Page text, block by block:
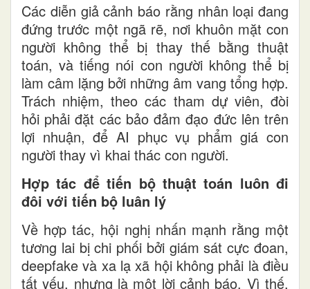
Các diễn giả cảnh báo rằng nhân loại đang
đứng trước một ngã rẽ, nơi khuôn mặt con
người không thể bị thay thế bằng thuật
toán, và tiếng nói con người không thể bị
làm câm lặng bởi những âm vang tổng hợp.
Trách nhiệm, theo các tham dự viên, đòi
hỏi phải đặt các bảo đảm đạo đức lên trên
lợi nhuận, để AI phục vụ phẩm giá con
người thay vì khai thác con người.
Hợp tác để tiến bộ thuật toán luôn đi
đôi với tiến bộ luân lý
Về hợp tác, hội nghị nhấn mạnh rằng một
tương lai bị chi phối bởi giám sát cực đoan,
deepfake và xa lạ xã hội không phải là điều
tất yếu, nhưng là một lời cảnh báo. Vì thế,